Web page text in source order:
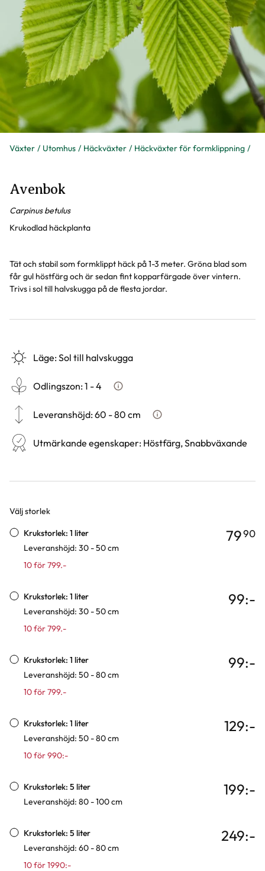
Växter Utomhus Häckväxter Häckväxter för formklippning
Avenbok
Carpinus betulus
Krukodlad häckplanta
Tät och stabil som formklippt häck på 1-3 meter. Gröna blad som
får gul höstfärg och är sedan fint kopparfärgade över vintern.
Trivs i sol till halvskugga på de flesta jordar.
Läge:Sol till halvskugga
Odlingszon:1 - 4 Vad är odlingszon?
Leveranshöjd:60 - 80 cm Hur vi mäter leveranshöjd på
Utmärkande egenskaper: Höstfärg, Snabbväxande
Välj storlek
Varianter
Krukstorlek: 1 liter
Leveranshöjd: 30 - 50 cm
10 för 799.-
7990
Krukstorlek: 1 liter
Leveranshöjd: 30 - 50 cm
10 för 799.-
99:-
Krukstorlek: 1 liter
Leveranshöjd: 50 - 80 cm
10 för 799.-
99:-
Krukstorlek: 1 liter
Leveranshöjd: 50 - 80 cm
10 för 990:-
129:-
Krukstorlek: 5 liter
Leveranshöjd: 80 - 100 cm
199:-
Krukstorlek: 5 liter
Leveranshöjd: 60 - 80 cm
10 för 1990:-
249:-